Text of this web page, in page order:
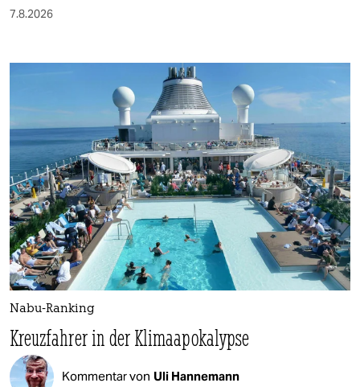
7.8.2026
Nabu-Ranking
Kreuzfahrer in der Klimaapokalypse
Kommentar von Uli Hannemann